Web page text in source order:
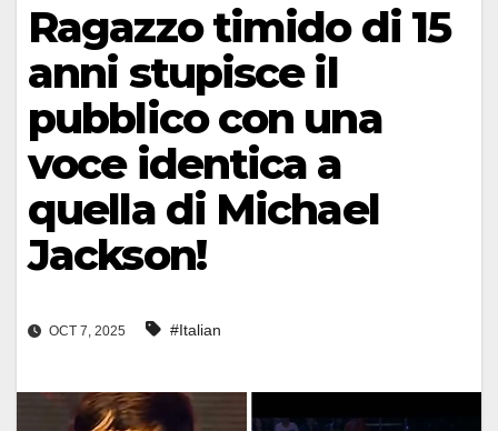
Ragazzo timido di 15
anni stupisce il
pubblico con una
voce identica a
quella di Michael
Jackson!
OCT 7, 2025 #Italian